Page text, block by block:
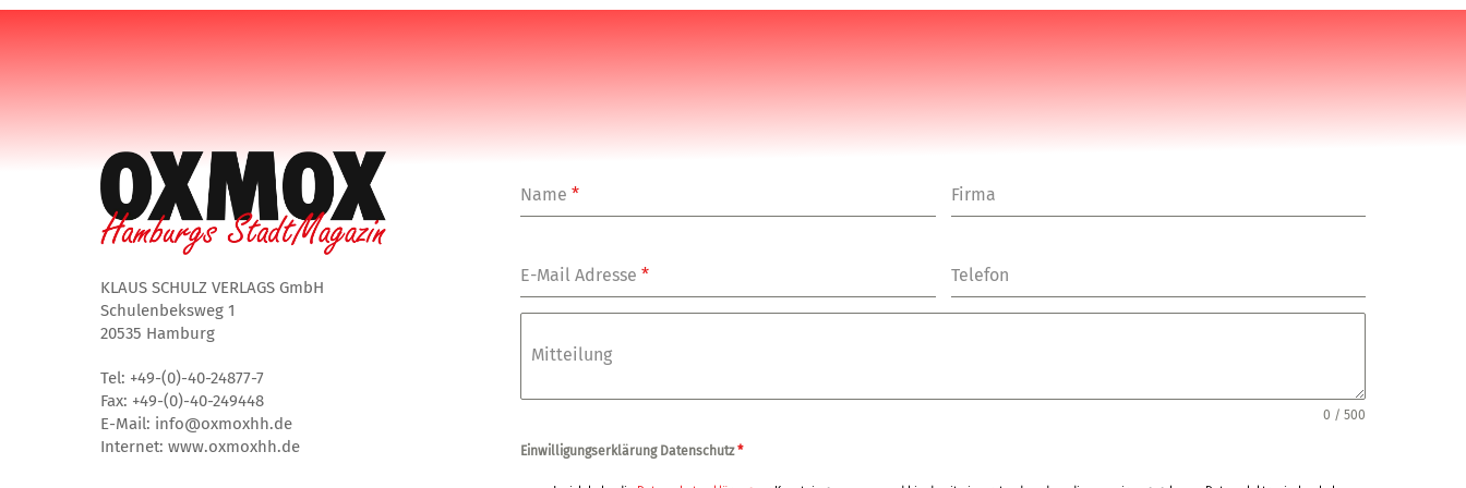
KLAUS SCHULZ VERLAGS GmbH
Schulenbeksweg 1
20535 Hamburg
Tel: +49-(0)-40-24877-7
Fax: +49-(0)-40-249448
E-Mail: info@oxmoxhh.de
Internet: www.oxmoxhh.de
Name* Firma
E-Mail Adresse* Telefon
Mitteilung
0 / 500
Einwilligungserklärung Datenschutz*